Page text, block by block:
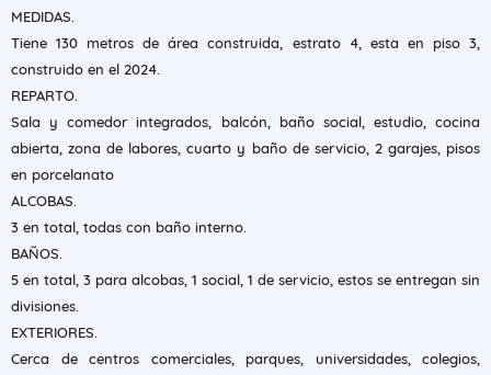
MEDIDAS.
Tiene 130 metros de área construida, estrato 4, esta en piso 3,
construido en el 2024.
REPARTO.
Sala y comedor integrados, balcón, baño social, estudio, cocina
abierta, zona de labores, cuarto y baño de servicio, 2 garajes, pisos
en porcelanato
ALCOBAS.
3 en total, todas con baño interno.
BAÑOS.
5 en total, 3 para alcobas, 1 social, 1 de servicio, estos se entregan sin
divisiones.
EXTERIORES.
Cerca de centros comerciales, parques, universidades, colegios,